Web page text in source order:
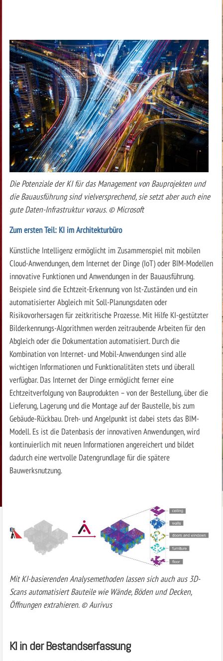
Die Potenziale der KI für das Management von Bauprojekten und
die Bauausführung sind vielversprechend, sie setzt aber auch eine
gute Daten-Infrastruktur voraus. © Microsoft
Zum ersten Teil: KI im Architekturbüro
Künstliche Intelligenz ermöglicht im Zusammenspiel mit mobilen
Cloud-Anwendungen, dem Internet der Dinge (IoT) oder BIM-Modellen
innovative Funktionen und Anwendungen in der Bauausführung.
Beispiele sind die Echtzeit-Erkennung von Ist-Zuständen und ein
automatisierter Abgleich mit Soll-Planungsdaten oder
Risikovorhersagen für zeitkritische Prozesse. Mit Hilfe KI-gestützter
Bilderkennungs-Algorithmen werden zeitraubende Arbeiten für den
Abgleich oder die Dokumentation automatisiert. Durch die
Kombination von Internet- und Mobil-Anwendungen sind alle
wichtigen Informationen und Funktionalitäten stets und überall
verfügbar. Das Internet der Dinge ermöglicht ferner eine
Echtzeitverfolgung von Bauprodukten – von der Bestellung, über die
Lieferung, Lagerung und die Montage auf der Baustelle, bis zum
Gebäude-Rückbau. Dreh- und Angelpunkt ist dabei stets das BIM-
Modell. Es ist die Datenbasis der innovativen Anwendungen, wird
kontinuierlich mit neuen Informationen angereichert und bildet
dadurch eine wertvolle Datengrundlage für die spätere
Bauwerksnutzung.
Mit KI-basierenden Analysemethoden lassen sich auch aus 3D-
Scans automatisiert Bauteile wie Wände, Böden und Decken,
Öffnungen extrahieren. © Aurivus
KI in der Bestandserfassung